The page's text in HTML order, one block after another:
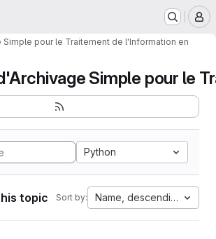
Simple pour le Traitement de l'Information en
Simple pour le
Python
topic Sort by: Name, descending